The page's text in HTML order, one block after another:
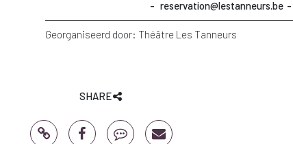
reservation@lestanneurs.be
Georganiseerd door: Théâtre Les Tanneurs
SHARE